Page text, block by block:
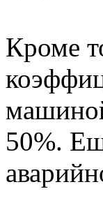
Кроме
50%.